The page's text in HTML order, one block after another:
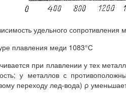
удельного сопротивления
плавления меди 1083°С
при плавлении у тех
у металлов с
переходу лед-вода) ρ